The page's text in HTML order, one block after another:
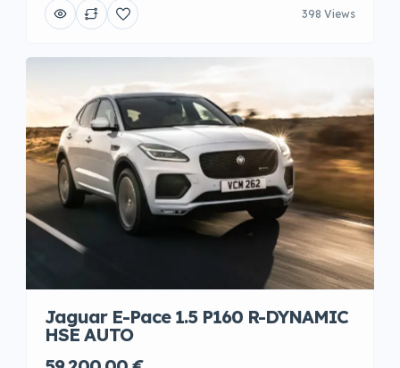
398 Views
Jaguar E-Pace 1.5 P160 R-DYNAMIC
HSE AUTO